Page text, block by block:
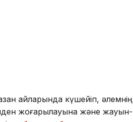
айларында күшейіп, әлемнің
жоғарылауына және жауын-